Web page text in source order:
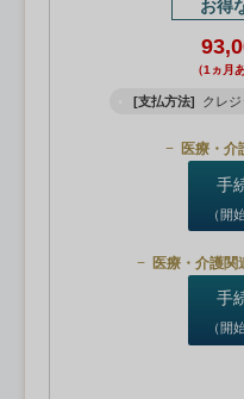
お得
（1ヵ月
[支払方法] クレ
医療・介
手
（開
医療・介護関
手
（開